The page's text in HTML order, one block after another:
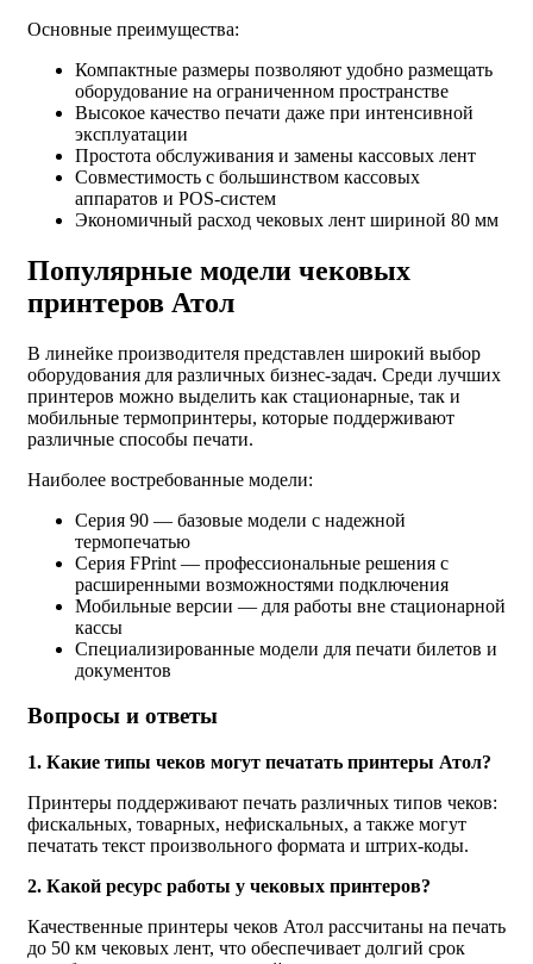
Основные преимущества:
Компактные размеры позволяют удобно размещать
оборудование на ограниченном пространстве
Высокое качество печати даже при интенсивной
эксплуатации
Простота обслуживания и замены кассовых лент
Совместимость с большинством кассовых
аппаратов и POS-систем
Экономичный расход чековых лент шириной 80 мм
Популярные модели чековых
принтеров Атол
В линейке производителя представлен широкий выбор
оборудования для различных бизнес-задач. Среди лучших
принтеров можно выделить как стационарные, так и
мобильные термопринтеры, которые поддерживают
различные способы печати.
Наиболее востребованные модели:
Серия 90 — базовые модели с надежной
термопечатью
Серия FPrint — профессиональные решения с
расширенными возможностями подключения
Мобильные версии — для работы вне стационарной
кассы
Специализированные модели для печати билетов и
документов
Вопросы и ответы
1. Какие типы чеков могут печатать принтеры Атол?
Принтеры поддерживают печать различных типов чеков:
фискальных, товарных, нефискальных, а также могут
печатать текст произвольного формата и штрих-коды.
2. Какой ресурс работы у чековых принтеров?
Качественные принтеры чеков Атол рассчитаны на печать
до 50 км чековых лент, что обеспечивает долгий срок